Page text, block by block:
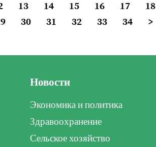
13 14 15 16 17
18
30 31 32 33 34 >
Новости
Экономика и политика
Здравоохранение
Сельское хозяйство